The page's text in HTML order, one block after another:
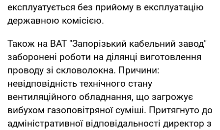
експлуатується без прийому в експлуатацію
державною комісією.
Також на ВАТ "Запорізький кабельний завод"
заборонені роботи на ділянці виготовлення
проводу зі скловолокна. Причини:
невідповідність технічного стану
вентиляційного обладнання, що загрожує
вибухом газоповітряної суміші. Притягнуто до
адміністративної відповідальності директор з